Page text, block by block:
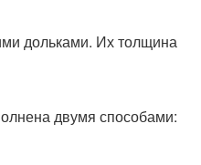
дольками. Их толщина
двумя способами: